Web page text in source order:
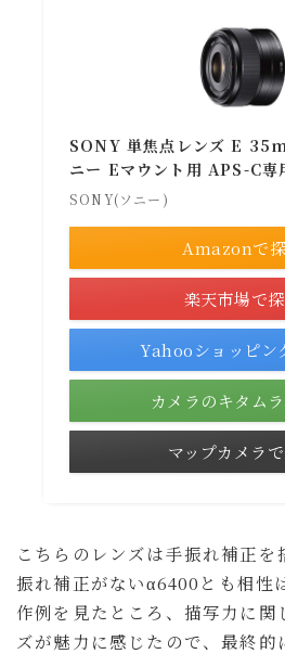
SONY 単焦点レンズ E
ニー Eマウント用 APS-C
SONY(ソニー)
Amazonで
楽天市場で
Yahooショッピン
カメラのキタム
マップカメラ
こちらのレンズは手振れ補正
振れ補正がないα6400とも相性
作例を見たところ、描写力に
ズが魅力に感じたので、最終